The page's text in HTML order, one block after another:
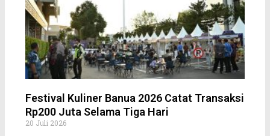
Festival Kuliner Banua 2026 Catat Transaksi
Rp200 Juta Selama Tiga Hari
20 Juli 2026